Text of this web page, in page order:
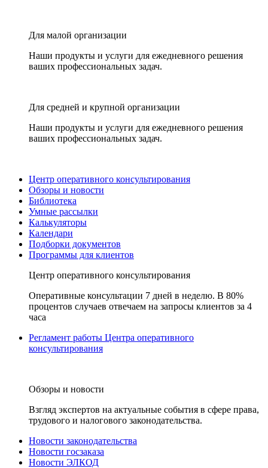
Для малой организации
Наши продукты и услуги для ежедневного решения
ваших профессиональных задач.
Для средней и крупной организации
Наши продукты и услуги для ежедневного решения
ваших профессиональных задач.
Центр оперативного консультирования
Обзоры и новости
Библиотека
Умные рассылки
Калькуляторы
Календари
Подборки документов
Программы для клиентов
Центр оперативного консультирования
Оперативные консультации 7 дней в неделю. В 80%
процентов случаев отвечаем на запросы клиентов за 4
часа
Регламент работы Центра оперативного
консультирования
Обзоры и новости
Взгляд экспертов на актуальные события в сфере права,
трудового и налогового законодательства.
Новости законодательства
Новости госзаказа
Новости ЭЛКОД